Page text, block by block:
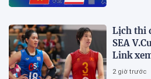
Lịch thi
SEA
Link
Thái Lan
2 giờ trước